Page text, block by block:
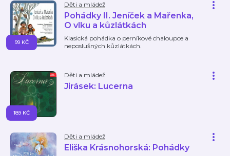
Děti a mládež
Pohádky II. Jeníček a Mařenka,
O vlku a kůzlátkách
Klasická pohádka o perníkové chaloupce a
neposlušných kůzlátkách.
99 KČ
Děti a mládež
Jirásek: Lucerna
189 KČ
Děti a mládež
Eliška Krásnohorská: Pohádky